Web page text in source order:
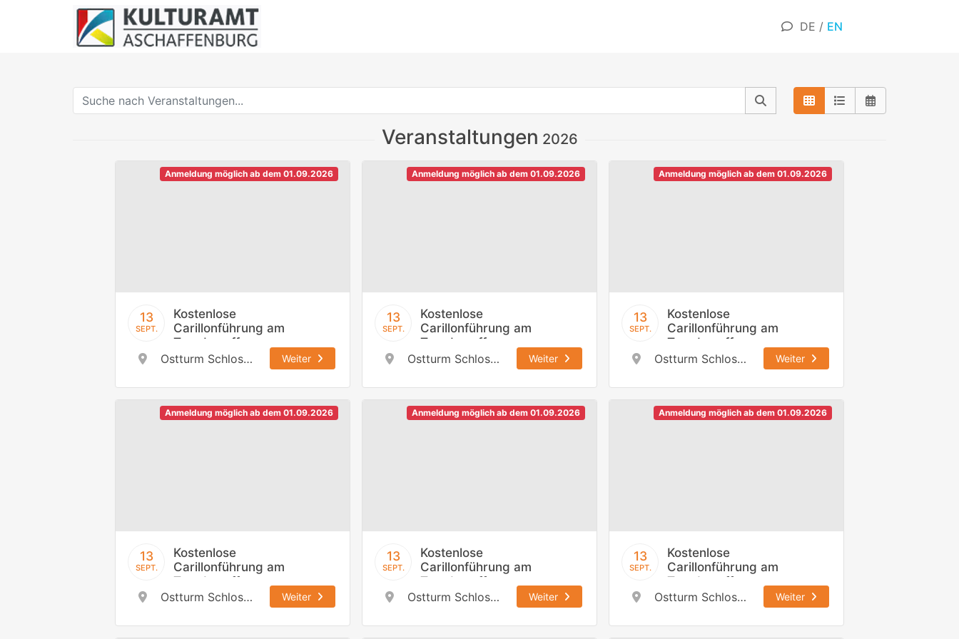
DE / EN
Veranstaltungen 2026
Anmeldung möglich ab dem 01.09.2026
13
SEPT.
Kostenlose
Carillonführung am
Tag des offenen
Denkmals,
13.09.2026 / 11:30
h
Ostturm Schloss Johannisburg Weiter
Anmeldung möglich ab dem 01.09.2026
13
SEPT.
Kostenlose
Carillonführung am
Tag des offenen
Denkmals,
13.09.2026 / 12:00
h
Ostturm Schloss Johannisburg Weiter
Anmeldung möglich ab dem 01.09.2026
13
SEPT.
Kostenlose
Carillonführung am
Tag des offenen
Denkmals,
13.09.2026 / 12:30
h
Ostturm Schloss Johannisburg Weiter
Anmeldung möglich ab dem 01.09.2026
13
SEPT.
Kostenlose
Carillonführung am
Tag des offenen
Denkmals,
13.09.2026 / 13:00
h
Ostturm Schloss Johannisburg Weiter
Anmeldung möglich ab dem 01.09.2026
13
SEPT.
Kostenlose
Carillonführung am
Tag des offenen
Denkmals,
13.09.2026 / 13:30
h
Ostturm Schloss Johannisburg Weiter
Anmeldung möglich ab dem 01.09.2026
13
SEPT.
Kostenlose
Carillonführung am
Tag des offenen
Denkmals,
13.09.2026 / 14:00
h
Ostturm Schloss Johannisburg Weiter